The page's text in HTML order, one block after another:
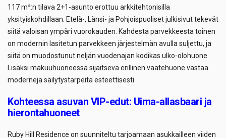
117 m²:n tilava 2+1-asunto erottuu arkkitehtonisilla
yksityiskohdillaan. Etelä-, Länsi- ja Pohjoispuoliset julkisivut tekevät
siitä valoisan ympäri vuorokauden. Kahdesta parvekkeesta toinen
on modernin lasitetun parvekkeen järjestelmän avulla suljettu, ja
siitä on muodostunut neljän vuodenajan kodikas ulko-olohuone.
Lisäksi makuuhuoneessa sijaitseva erillinen vaatehuone vastaa
moderneja säilytystarpeita esteettisesti.
Kohteessa asuvan VIP-edut: Uima-allasbaari ja
hierontahuoneet
Ruby Hill Residence on suunniteltu tarjoamaan asukkailleen viiden